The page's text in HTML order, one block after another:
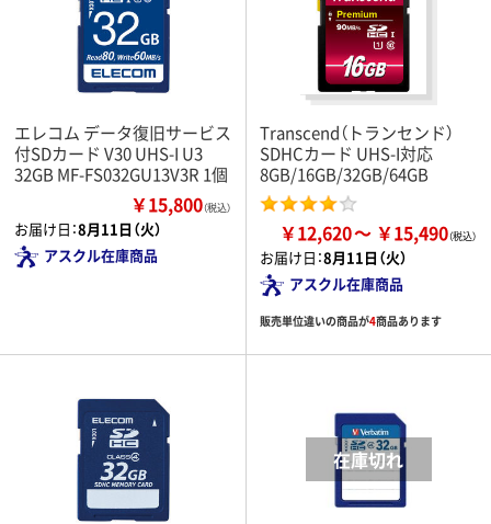
エレコム データ復旧サービス
付SDカード V30 UHS-I U3
32GB MF-FS032GU13V3R 1個
￥15,800（税込）
お届け日：8月11日（火）
アスクル在庫商品
Transcend（トランセンド）
SDHCカード UHS-I対応
8GB/16GB/32GB/64GB
￥12,620 ￥15,490
お届け日：8月11日（火）
アスクル在庫商品
販売単位違いの商品が4商品あります